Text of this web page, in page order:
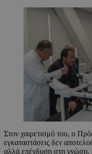
Στον χαιρετισμό του, ο
εγκαταστάσεις δεν
αλλά επένδυση στη γνώση,